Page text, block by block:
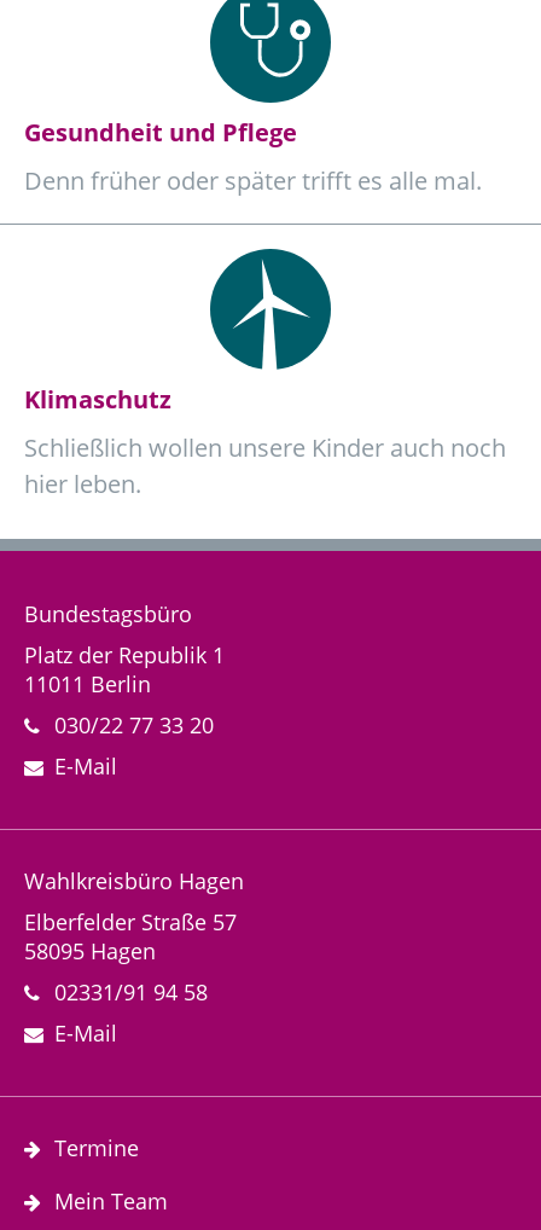
Gesundheit und Pflege
Denn früher oder später trifft es alle mal.
Klimaschutz
Schließlich wollen unsere Kinder auch noch
hier leben.
Bundestagsbüro
Platz der Republik 1
11011 Berlin
030/22 77 33 20
E-Mail
Wahlkreisbüro Hagen
Elberfelder Straße 57
58095 Hagen
02331/91 94 58
E-Mail
Termine
Mein Team